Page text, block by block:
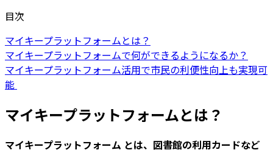
目次
マイキープラットフォームとは？
マイキープラットフォームで何ができるようになるか？
マイキープラットフォーム活用で市民の利便性向上も実現可
能
マイキープラットフォームとは？
マイキープラットフォーム とは、図書館の利用カードなど